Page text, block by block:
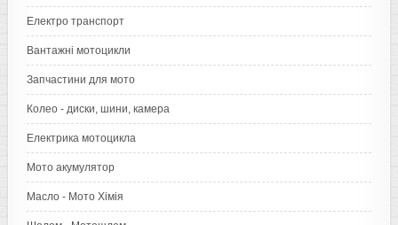
Електро транспорт
Вантажні мотоцикли
Запчастини для мото
Колео - диски, шини, камера
Електрика мотоцикла
Мото акумулятор
Масло - Мото Хімія